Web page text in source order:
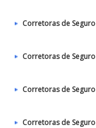
Corretoras de
Corretoras de
Corretoras de
Corretoras de